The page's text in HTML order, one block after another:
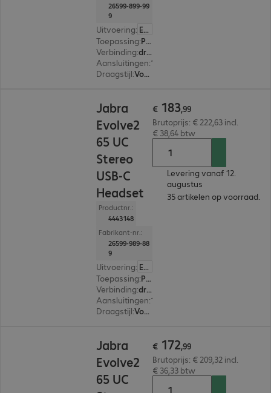
26599-899-99
9
Uitvoering: Europa
Toepassing: PC, Notebook, Tablet, Smartphone
Verbinding:
draadloos
Aansluitingen:
Draagstijl: Voor één oor
Jabra
Evolve2
65 UC
Stereo
USB-C
Headset
Productnr.:
4443148
Fabrikant-nr.:
26599-989-88
9
Uitvoering: Europa
Toepassing: PC, Notebook, Tablet, Smartphone
Verbinding:
draadloos
Aansluitingen:
Draagstijl: Voor beide oren
€ 183,99
Brutoprijs: € 222,63 incl.
€ 38,64 btw
Levering vanaf 12.
augustus
35 artikelen op voorraad.
Jabra
Evolve2
65 UC
€ 172,99
Brutoprijs: € 209,32 incl.
€ 36,33 btw